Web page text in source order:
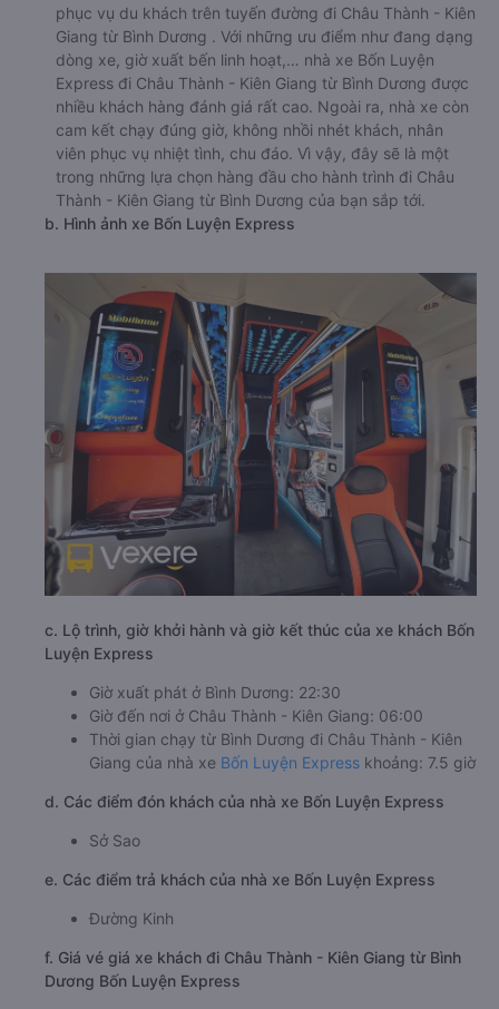
phục vụ du khách trên tuyến đường đi Châu Thành - Kiên
Giang từ Bình Dương . Với những ưu điểm như đang dạng
dòng xe, giờ xuất bến linh hoạt,… nhà xe Bốn Luyện
Express đi Châu Thành - Kiên Giang từ Bình Dương được
nhiều khách hàng đánh giá rất cao. Ngoài ra, nhà xe còn
cam kết chạy đúng giờ, không nhồi nhét khách, nhân
viên phục vụ nhiệt tình, chu đáo. Vì vậy, đây sẽ là một
trong những lựa chọn hàng đầu cho hành trình đi Châu
Thành - Kiên Giang từ Bình Dương của bạn sắp tới.
b. Hình ảnh xe Bốn Luyện Express
c. Lộ trình, giờ khởi hành và giờ kết thúc của xe khách Bốn
Luyện Express
Giờ xuất phát ở Bình Dương: 22:30
Giờ đến nơi ở Châu Thành - Kiên Giang: 06:00
Thời gian chạy từ Bình Dương đi Châu Thành - Kiên
Giang của nhà xe Bốn Luyện Express khoảng: 7.5 giờ
d. Các điểm đón khách của nhà xe Bốn Luyện Express
Sở Sao
e. Các điểm trả khách của nhà xe Bốn Luyện Express
Đường Kinh
f. Giá vé giá xe khách đi Châu Thành - Kiên Giang từ Bình
Dương Bốn Luyện Express